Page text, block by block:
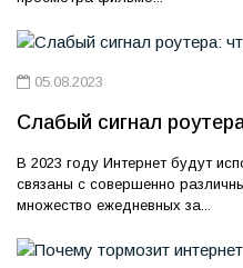
05.08.2023
Слабый сигнал
В 2023 году Интернет будут
связаны с совершенно
множество ежедневных за...